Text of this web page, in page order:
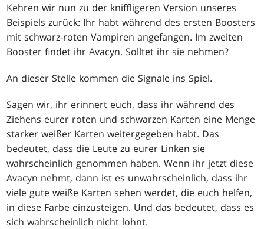
Kehren wir nun zu der kniffligeren Version unseres
Beispiels zurück: Ihr habt während des ersten Boosters
mit schwarz-roten Vampiren angefangen. Im zweiten
Booster findet ihr Avacyn. Solltet ihr sie nehmen?
An dieser Stelle kommen die Signale ins Spiel.
Sagen wir, ihr erinnert euch, dass ihr während des
Ziehens eurer roten und schwarzen Karten eine Menge
starker weißer Karten weitergegeben habt. Das
bedeutet, dass die Leute zu eurer Linken sie
wahrscheinlich genommen haben. Wenn ihr jetzt diese
Avacyn nehmt, dann ist es unwahrscheinlich, dass ihr
viele gute weiße Karten sehen werdet, die euch helfen,
in diese Farbe einzusteigen. Und das bedeutet, dass es
sich wahrscheinlich nicht lohnt.